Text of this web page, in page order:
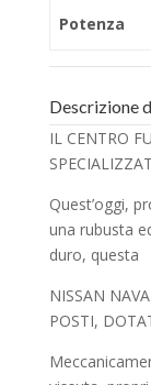
Potenza
Descrizione
IL CENTRO
Quest’oggi,
una rubusta
duro, questa
NISSAN
POSTI,